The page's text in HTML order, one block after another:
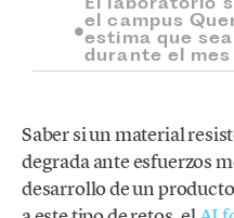
el campus
estima que
durante el
Saber si un material
degrada ante esfuerzos
desarrollo de un